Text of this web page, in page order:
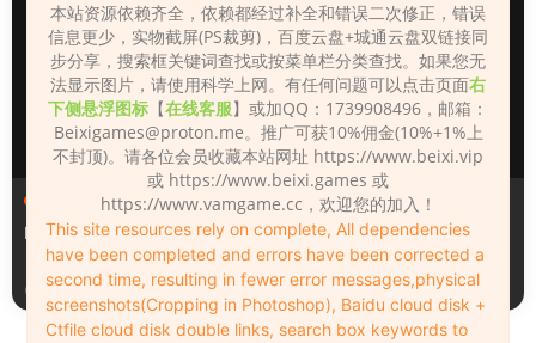
人物（Looks）
Monica_2_2_2
3天前
人物（Looks）
Lizhen2025
3天前
本站资源依赖齐全，依赖都经过补全和错误二次修正，错误
信息更少，实物截屏(PS裁剪)，百度云盘+城通云盘双链接同
步分享，搜索框关键词查找或按菜单栏分类查找。如果您无
法显示图片，请使用科学上网。有任何问题可以点击页面右
下侧悬浮图标 【在线客服】或加QQ：1739908496，邮箱：
Beixigames@proton.me。推广可获10%佣金(10%+1%上
不封顶)。请各位会员收藏本站网址 https://www.beixi.vip
或 https://www.beixi.games 或
https://www.vamgame.cc，欢迎您的加入！
This site resources rely on complete, All dependencies
have been completed and errors have been corrected a
second time, resulting in fewer error messages,physical
screenshots(Cropping in Photoshop), Baidu cloud disk +
Ctfile cloud disk double links, search box keywords to